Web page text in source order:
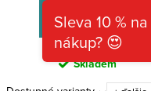
DETAIL
Skladem
Sleva 10 %
nákup? 😍